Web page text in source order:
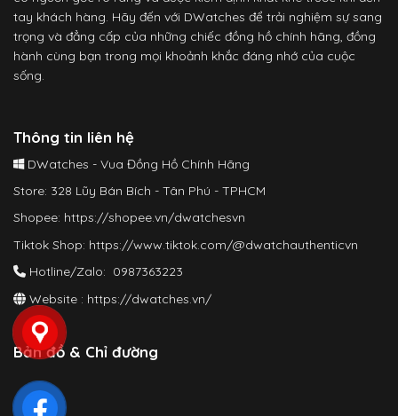
tay khách hàng. Hãy đến với DWatches để trải nghiệm sự sang
trọng và đẳng cấp của những chiếc đồng hồ chính hãng, đồng
hành cùng bạn trong mọi khoảnh khắc đáng nhớ của cuộc
sống.
Thông tin liên hệ
DWatches - Vua Đồng Hồ Chính Hãng
Store: 328 Lũy Bán Bích - Tân Phú - TPHCM
Shopee: https://shopee.vn/dwatchesvn
Tiktok Shop: https://www.tiktok.com/@dwatchauthenticvn
Hotline/Zalo: 0987363223
Website : https://dwatches.vn/
Bản đồ & Chỉ đường